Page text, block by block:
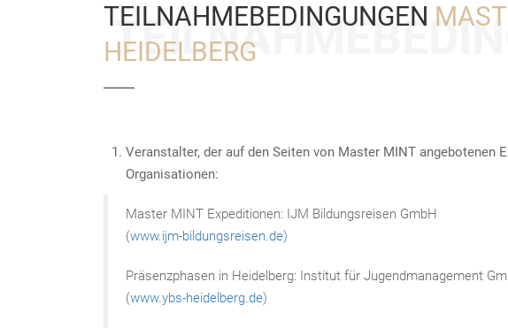
TEILNAHMEBEDINGUNGEN
HEIDELBERG
Veranstalter, der auf den Seiten von Master MINT angebotenen
Organisationen:
Master MINT Expeditionen: IJM Bildungsreisen GmbH
(www.ijm-bildungsreisen.de)
Präsenzphasen in Heidelberg: Institut für Jugendmanagement
(www.ybs-heidelberg.de)